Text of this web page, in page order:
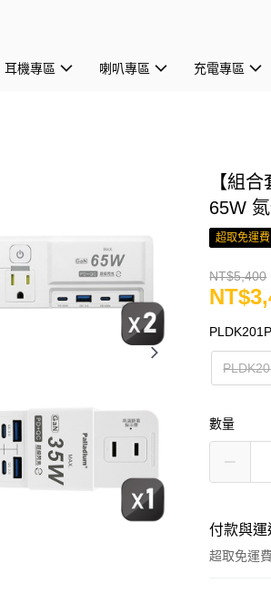
耳機專區 喇叭專區 充電專區
【組
65W
超取免運費
NT$5,400
數量
付款與
超取免運